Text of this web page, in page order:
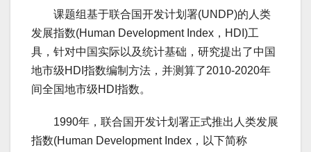
课题组基于联合国开发计划署(UNDP)的人类
发展指数(Human Development Index，HDI)工
具，针对中国实际以及统计基础，研究提出了中国
地市级HDI指数编制方法，并测算了2010-2020年
间全国地市级HDI指数。
1990年，联合国开发计划署正式推出人类发展
指数(Human Development Index，以下简称